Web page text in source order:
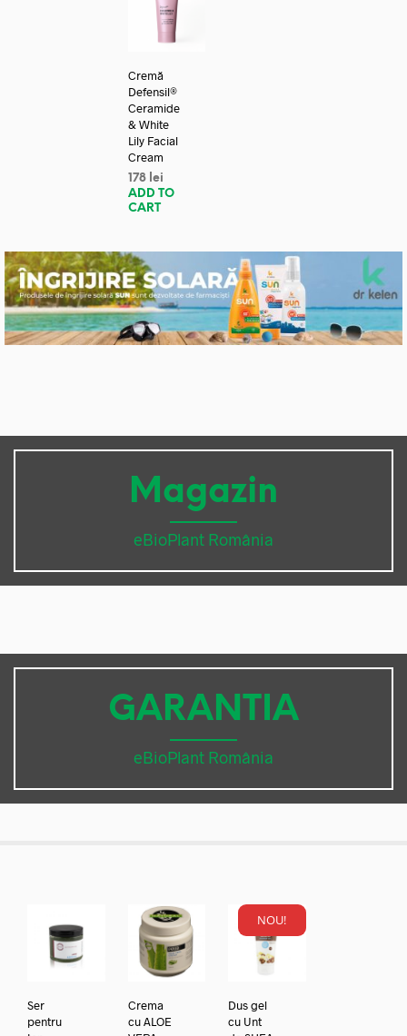
Cremă
Defensil®
Ceramide
& White
Lily Facial
Cream
178 lei
ADD TO
CART
Magazin
eBioPlant România
GARANTIA
eBioPlant România
Ser
pentru
Crema
cu ALOE
NOU!
Dus gel
cu Unt